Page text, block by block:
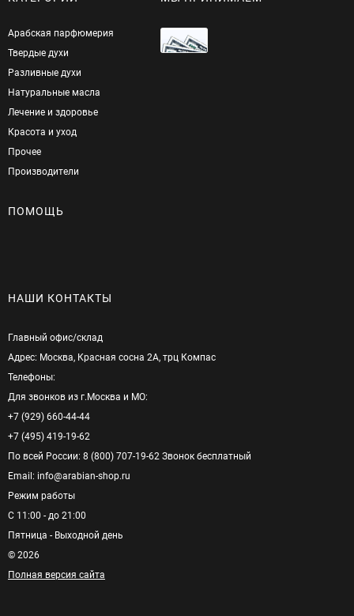
Арабская парфюмерия
Твердые духи
Разливные духи
Натуральные масла
Лечение и здоровье
Красота и уход
Прочее
Производители
ПОМОЩЬ
НАШИ КОНТАКТЫ
Главный офис/cклад
Адрес: Москва, Красная сосна 2А, трц Компас
Телефоны:
Для звонков из г.Москва и МО:
+7 (929) 660-44-44
+7 (495) 419-19-62
По всей России: 8 (800) 707-19-62 Звонок бесплатный
Email: info@arabian-shop.ru
Режим pаботы
С 11:00 - до 21:00
Пятница - Выходной день
© 2026
Полная версия сайта